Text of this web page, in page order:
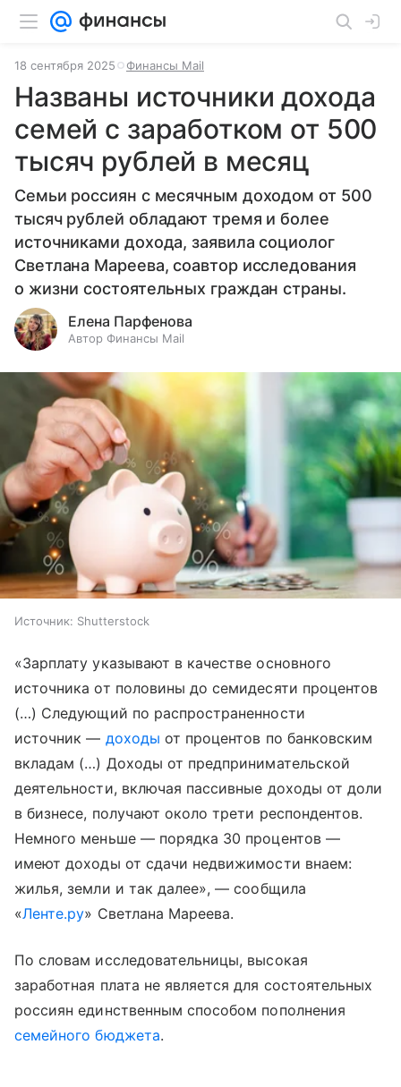
18 сентября 2025 Финансы Mail
Названы источники дохода
семей с заработком от 500
тысяч рублей в месяц
Семьи россиян с месячным доходом от 500
тысяч рублей обладают тремя и более
источниками дохода, заявила социолог
Светлана Мареева, соавтор исследования
о жизни состоятельных граждан страны.
Елена Парфенова
Автор Финансы Mail
Источник: Shutterstock
«Зарплату указывают в качестве основного
источника от половины до семидесяти процентов
(…) Следующий по распространенности
источник — доходы от процентов по банковским
вкладам (…) Доходы от предпринимательской
деятельности, включая пассивные доходы от доли
в бизнесе, получают около трети респондентов.
Немного меньше — порядка 30 процентов —
имеют доходы от сдачи недвижимости внаем:
жилья, земли и так далее», — сообщила
«Ленте.ру» Светлана Мареева.
По словам исследовательницы, высокая
заработная плата не является для состоятельных
россиян единственным способом пополнения
семейного бюджета.